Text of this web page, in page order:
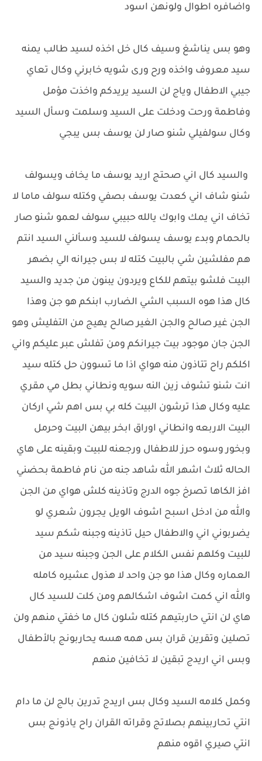
واضافره اطوال ولونهن اسود
وهو بس يناشغ وسيف كال خل اخذه لسيد طالب يمنه
سيد معروف واخذه ورح ورى شويه خابرني وكال تعاي
جيبي الاطفال وياج لن السيد يريدكم واخذت مؤمل
وفاطمة ورحت ودخلت على السيد وسلمت وسأل السيد
وكال سولفيلي شنو صار لن يوسف بس يبجي
والسيد كال اني صحتج اريد يوسف ما يخاف ويسولف
شنو شاف اني كعدت يوسف بصفي وكتله سولف ماما لا
تخاف اني يمك وابوك يالله حبيبي سولف لعمو شنو صار
بالحمام وبدء يوسف يسولف للسيد وسألني السيد انتم
هم مفلشين شي بالبيت كتله لا بس جيرانه الي بضهر
البيت فلشو بيتهم للكاع ويردون يبنون من جديد والسيد
كال هذا هوه السبب الشي الضارب ابنكم هو جن وهذا
الجن غير صالح والجن الغير صالح يهيج من التفليش وهو
الجن جان موجود بيت جيرانكم ومن تفلش عبر عليكم واني
اكلكم راح تتاذون منه هواي اذا ما تسوون حل كتله سيد
انت شنو تشوف زين النه سويه ونطاني بطل مي مقري
عليه وكال هذا ترشون البيت كله بي بس اهم شي اركان
البيت الاربعه وانطاني اوراق ابخر بيهن البيت وحرمل
وبخور وسوه حرز للاطفال ورجعنه للبيت وبقينه على هاي
الحاله ثلاث اشهر الله شاهد جنه من نام فاطمة بحضني
افز الكاها تصرخ جوه الدرج وتاذينه كلش هواي من الجن
والله من ادخل اسبح اشوف الويل يجرون شعري لو
يضربوني اني والاطفال حيل تاذينه وجبنه شكم سيد
للبيت وكلهم نفس الكلام على الجن وجبنه سيد من
العماره وكال هذا مو جن واحد لا هذول عشيره كامله
والله اني كمت اشوف اشكالهم ومن كلت للسيد كال
هاي لن انتي حاربتيهم كتله شلون كال ما خفتي منهم ولن
تصلين وتقرين قران بس همه هسه يحاربونج بالأطفال
وبس اني اريدج تبقين لا تخافين منهم
وكمل كلامه السيد وكال بس اريدج تدرين بالج لن ما دام
انتي تحاربينهم بصلاتج وقراته القران راح ياذونج بس
انتي صيري اقوه منهم